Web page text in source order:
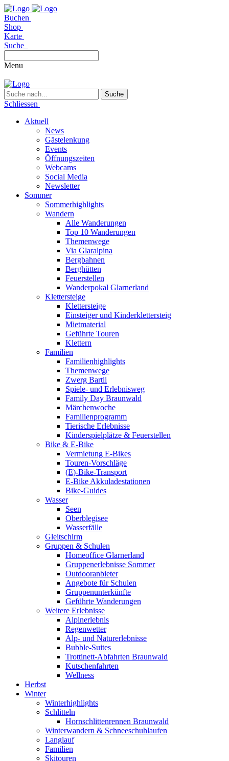
Buchen
Shop
Karte
Suche
Menu
Suche
Schliessen
Aktuell
News
Gästelenkung
Events
Öffnungszeiten
Webcams
Social Media
Newsletter
Sommer
Sommerhighlights
Wandern
Alle Wanderungen
Top 10 Wanderungen
Themenwege
Via Glaralpina
Bergbahnen
Berghütten
Feuerstellen
Wanderpokal Glarnerland
Klettersteige
Klettersteige
Einsteiger und Kinderklettersteig
Mietmaterial
Geführte Touren
Klettern
Familien
Familienhighlights
Themenwege
Zwerg Bartli
Spiele- und Erlebnisweg
Family Day Braunwald
Märchenwoche
Familienprogramm
Tierische Erlebnisse
Kinderspielplätze & Feuerstellen
Bike & E-Bike
Vermietung E-Bikes
Touren-Vorschläge
(E)-Bike-Transport
E-Bike Akkuladestationen
Bike-Guides
Wasser
Seen
Oberblegisee
Wasserfälle
Gleitschirm
Gruppen & Schulen
Homeoffice Glarnerland
Gruppenerlebnisse Sommer
Outdooranbieter
Angebote für Schulen
Gruppenunterkünfte
Geführte Wanderungen
Weitere Erlebnisse
Alpinerlebnis
Regenwetter
Alp- und Naturerlebnisse
Bubble-Suites
Trottinett-Abfahrten Braunwald
Kutschenfahrten
Wellness
Herbst
Winter
Winterhighlights
Schlitteln
Hornschlittenrennen Braunwald
Winterwandern & Schneeschuhlaufen
Langlauf
Familien
Skitouren